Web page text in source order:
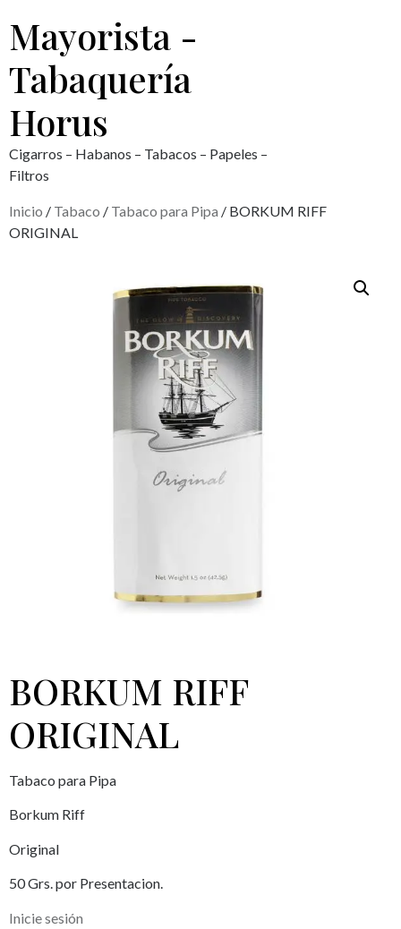
Mayorista -
Tabaquería
Horus
Cigarros – Habanos – Tabacos – Papeles –
Filtros
Inicio / Tabaco / Tabaco para Pipa / BORKUM RIFF
ORIGINAL
BORKUM RIFF
ORIGINAL
Tabaco para Pipa
Borkum Riff
Original
50 Grs. por Presentacion.
Inicie sesión